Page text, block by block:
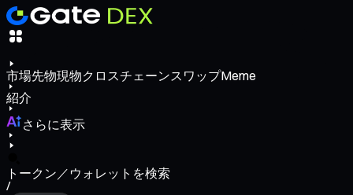
市場先物現物クロスチェーンスワップMeme
紹介
さらに表示
トークン／ウォレットを検索
/